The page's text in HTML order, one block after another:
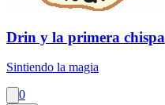
Drin y la primera chispa
Sintiendo la magia
0